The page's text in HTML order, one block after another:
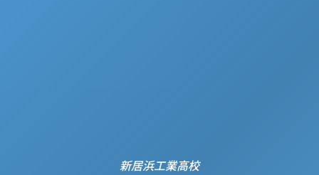
新居浜工業高校